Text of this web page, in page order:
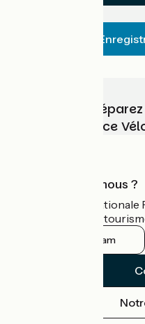
Choisissez,
vélo avec France
Qui sommes-nous ?
L'association
guide officiel du
Instagram